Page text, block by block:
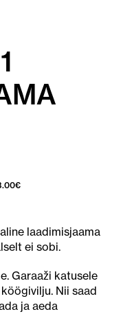
€
laadimisjaama
ei sobi.
Garaaži katusele
Nii saad
ja aeda